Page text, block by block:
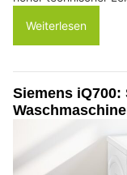
Weiterlesen
Siemens iQ700: